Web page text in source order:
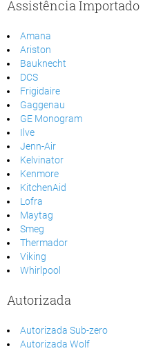
Assistência Importado
Amana
Ariston
Bauknecht
DCS
Frigidaire
Gaggenau
GE Monogram
Ilve
Jenn-Air
Kelvinator
Kenmore
KitchenAid
Lofra
Maytag
Smeg
Thermador
Viking
Whirlpool
Autorizada
Autorizada Sub-zero
Autorizada Wolf